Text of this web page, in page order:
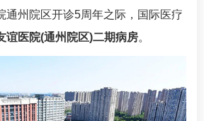
通州院区开诊5周年之际， 国际医疗
谊医院(通州院区)二期病房。